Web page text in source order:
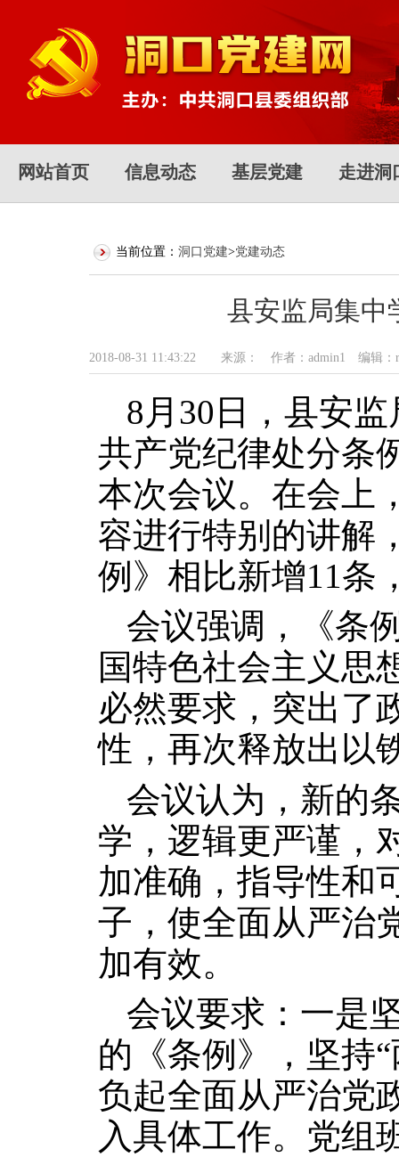
网站首页 信息动态 基层党建 走进洞
当前位置： 洞口党建>党建动态
县安监局集中
2018-08-31 11:43:22 来源： 作者：admin1 编辑
8月30日，县安
共产党纪律处分条
本次会议。在会上
容进行特别的讲解
例》相比新增11条
会议强调，《条
国特色社会主义思
必然要求，突出了
性，再次释放出以
会议认为，新的
学，逻辑更严谨，
加准确，指导性和
子，使全面从严治
加有效。
会议要求：一是
的《条例》，坚持
负起全面从严治党
入具体工作。党组